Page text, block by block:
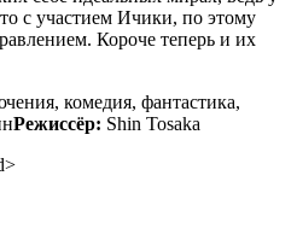
с участием Ичики, по этому
Короче теперь и их
комедия, фантастика,
Режиссёр: Shin Tosaka